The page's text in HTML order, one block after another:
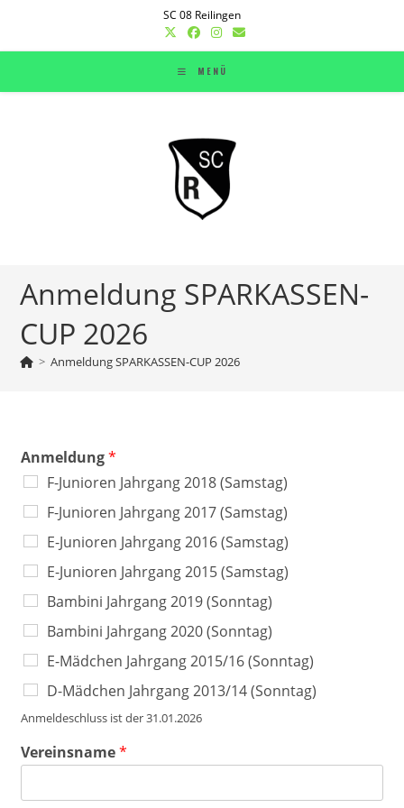
springen
SC 08 Reilingen
MENÜ
Anmeldung SPARKASSEN-
CUP 2026
> Anmeldung SPARKASSEN-CUP 2026
Anmeldung*
F-Junioren Jahrgang 2018 (Samstag)
F-Junioren Jahrgang 2017 (Samstag)
E-Junioren Jahrgang 2016 (Samstag)
E-Junioren Jahrgang 2015 (Samstag)
Bambini Jahrgang 2019 (Sonntag)
Bambini Jahrgang 2020 (Sonntag)
E-Mädchen Jahrgang 2015/16 (Sonntag)
D-Mädchen Jahrgang 2013/14 (Sonntag)
Anmeldeschluss ist der 31.01.2026
E
-
a
Vereinsname*